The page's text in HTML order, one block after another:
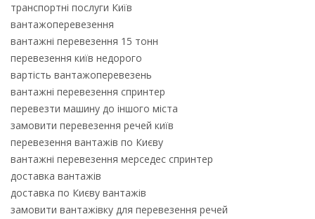
транспортні послуги Київ
вантажоперевезення
вантажні перевезення 15 тонн
перевезення київ недорого
вартість вантажоперевезень
вантажні перевезення спринтер
перевезти машину до іншого міста
замовити перевезення речей київ
перевезення вантажів по Києву
вантажні перевезення мерседес спринтер
доставка вантажів
доставка по Києву вантажів
замовити вантажівку для перевезення речей